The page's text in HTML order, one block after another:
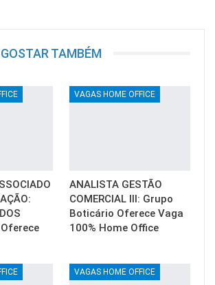
TAMBÉM
VAGAS HOME OFFICE
ANALISTA GESTÃO
COMERCIAL III: Grupo
Boticário Oferece Vaga
100% Home Office
VAGAS HOME OFFICE